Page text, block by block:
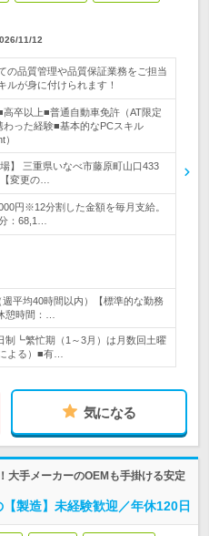
11/12
の品質管理や品質保証業務をご担当
が身に付けられます！
高卒以上■普通自動車免許（AT限定
った経験■基本的なPCスキル
】 三重県いなべ市藤原町山口433
変更の…
円※12分割した金額を毎月支給。
：68,1…
平均40時間以内）【標準的な勤務
憩時間：…
制┗繁忙期（1～3月）は月数回土曜
よる）■有…
気になる
大手メーカーのOEMも手掛ける安定
製造】未経験歓迎／年休120日